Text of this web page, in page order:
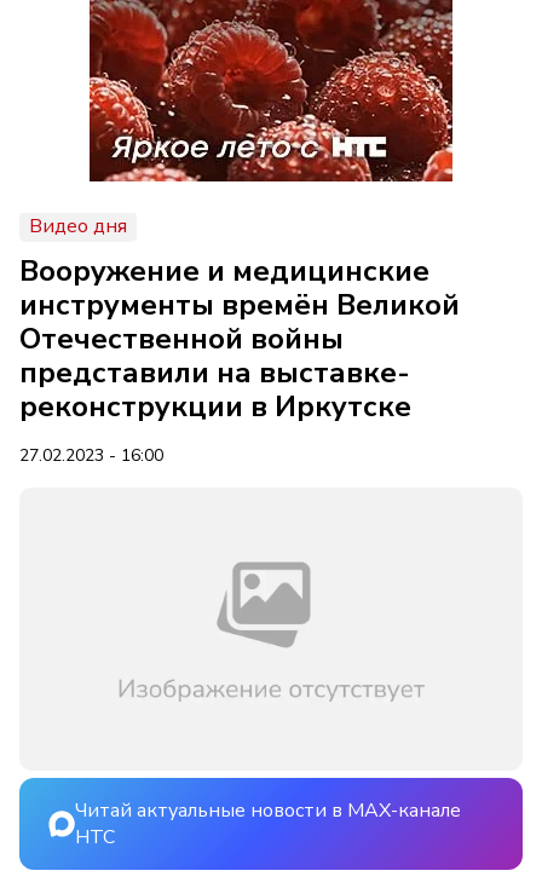
Видео дня
Вооружение и медицинские
инструменты времён Великой
Отечественной войны
представили на выставке-
реконструкции в Иркутске
27.02.2023 - 16:00
Читай актуальные новости в MAX-канале
НТС